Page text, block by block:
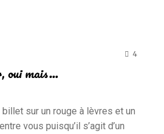
4
oui mais…
billet sur un rouge à lèvres et un
vous puisqu’il s’agit d’un